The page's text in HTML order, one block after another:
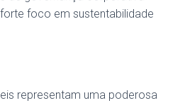
foco em sustentabilidade
representam uma poderosa